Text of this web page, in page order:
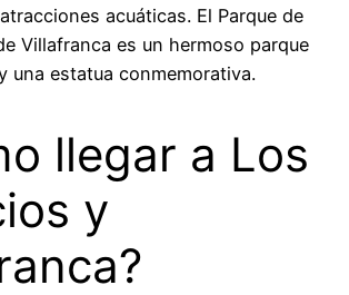
acuáticas. El Parque de
Villafranca es un hermoso parque
una estatua conmemorativa.
llegar a Los
y